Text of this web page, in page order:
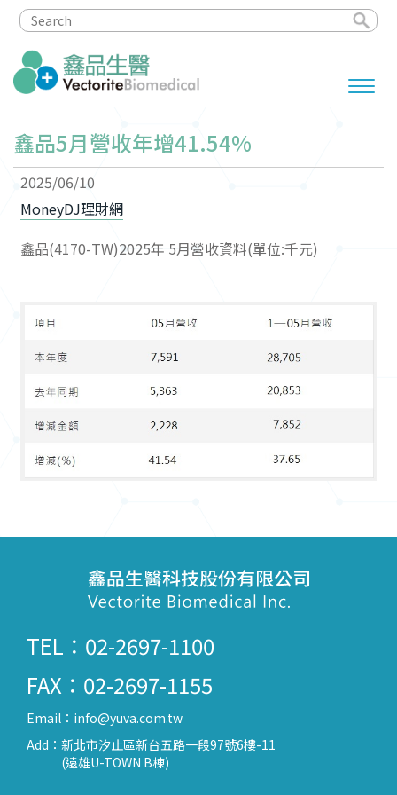
鑫品5月營收年增41.54%
2025/06/10
MoneyDJ理財網
鑫品(4170-TW)2025年 5月營收資料(單位:千元)
TEL：02-2697-1100
FAX：02-2697-1155
Email： info@yuva.com.tw
Add： 新北市汐止區新台五路一段97號6樓-11
(遠雄U-TOWN B棟)